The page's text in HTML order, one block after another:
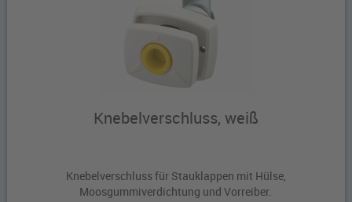
Knebelverschluss, weiß
Knebelverschluss für Stauklappen mit Hülse,
Moosgummiverdichtung und Vorreiber.